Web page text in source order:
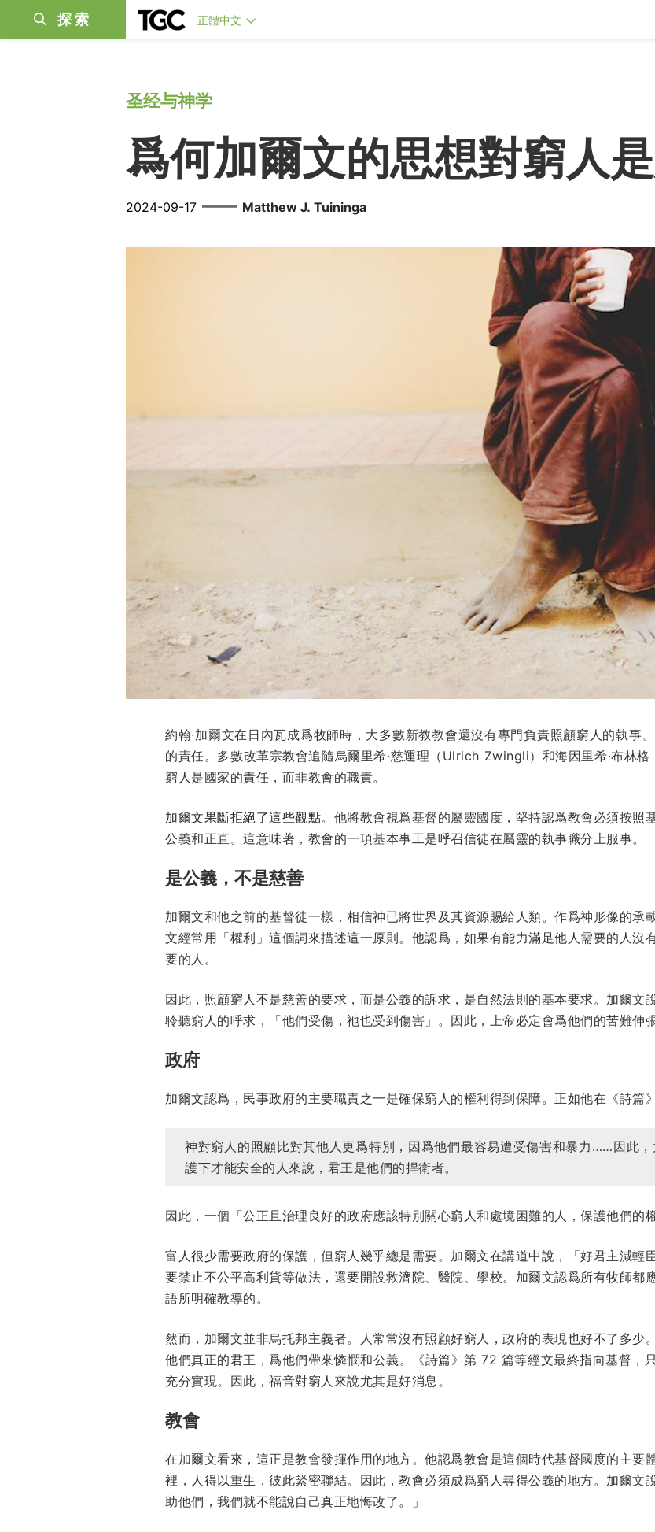
探索 正體中文
圣经与神学
爲何加爾文的思想對窮人
2024-09-17 —— Matthew J. Tuininga
約翰·加爾文在日內瓦成爲牧師時，大多數新教教會還沒有專門負責照顧窮人的執事
的責任。多數改革宗教會追隨烏爾里希·慈運理（Ulrich Zwingli）和海因里希·布林
窮人是國家的責任，而非教會的職責。
加爾文果斷拒絕了這些觀點。他將教會視爲基督的屬靈國度，堅持認爲教會必須按照
公義和正直。這意味著，教會的一項基本事工是呼召信徒在屬靈的執事職分上服事。
是公義，不是慈善
加爾文和他之前的基督徒一樣，相信神已將世界及其資源賜給人類。作爲神形像的承
文經常用「權利」這個詞來描述這一原則。他認爲，如果有能力滿足他人需要的人沒
要的人。
因此，照顧窮人不是慈善的要求，而是公義的訴求，是自然法則的基本要求。加爾文
聆聽窮人的呼求，「他們受傷，祂也受到傷害」。因此，上帝必定會爲他們的苦難伸張
政府
加爾文認爲，民事政府的主要職責之一是確保窮人的權利得到保障。正如他在《詩篇
神對窮人的照顧比對其他人更爲特別，因爲他們最容易遭受傷害和暴力……因此
護下才能安全的人來說，君王是他們的捍衛者。
因此，一個「公正且治理良好的政府應該特別關心窮人和處境困難的人，保護他們的權
富人很少需要政府的保護，但窮人幾乎總是需要。加爾文在講道中說，「好君主減輕
要禁止不公平高利貸等做法，還要開設救濟院、醫院、學校。加爾文認爲所有牧師都
語所明確教導的。
然而，加爾文並非烏托邦主義者。人常常沒有照顧好窮人，政府的表現也好不了多少
他們真正的君王，爲他們帶來憐憫和公義。《詩篇》第 72 篇等經文最終指向基督，
充分實現。因此，福音對窮人來說尤其是好消息。
教會
在加爾文看來，這正是教會發揮作用的地方。他認爲教會是這個時代基督國度的主要
裡，人得以重生，彼此緊密聯結。因此，教會必須成爲窮人尋得公義的地方。加爾文
助他們，我們就不能說自己真正地悔改了。」